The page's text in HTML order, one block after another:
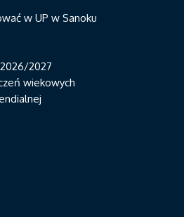
w UP w Sanoku
2027
wiekowych